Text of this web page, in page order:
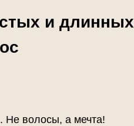
и длинных
Не волосы, а мечта!